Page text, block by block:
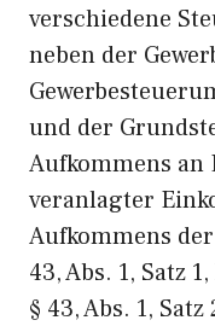
verschiedene
neben der
und der
Aufkommens
veranlagter
Aufkommens
43, Abs. 1, Satz
§ 43, Abs. 1, Satz